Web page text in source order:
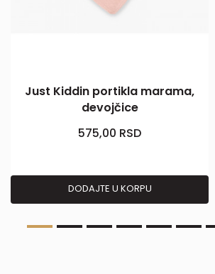
Just Kiddin portikla marama,
devojčice
575,00 RSD
DODAJTE U KORPU